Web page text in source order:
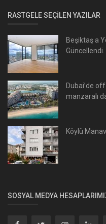
RASTGELE SEÇILEN YAZILAR
Beşiktaş a
Güncellendi.
Dubai’de
manzaralı
Köylü
SOSYAL MEDYA